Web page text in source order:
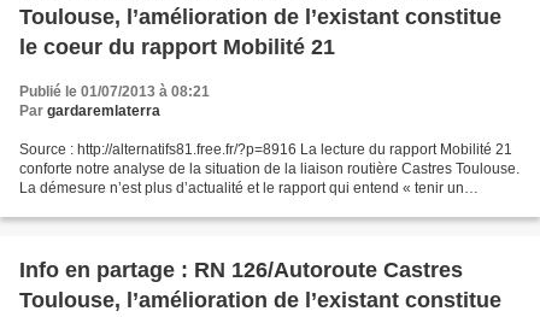
Toulouse, l’amélioration de l’existant constitue
le coeur du rapport Mobilité 21
Publié le 01/07/2013 à 08:21
Par gardaremlaterra
Source : http://alternatifs81.free.fr/?p=8916 La lecture du rapport Mobilité 21
conforte notre analyse de la situation de la liaison routière Castres Toulouse.
La démesure n’est plus d’actualité et le rapport qui entend « tenir un
Info en partage : RN 126/Autoroute Castres
Toulouse, l’amélioration de l’existant constitue